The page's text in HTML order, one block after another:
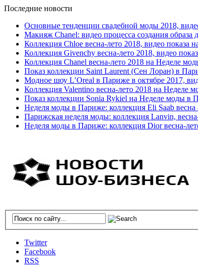
Последние новости
Основные тенденции свадебной моды 2018,
Макияж Chanel: видео процесса создания образа
Коллекция Chloe весна-лето 2018, видео показа
Коллекция Givenchy весна-лето 2018, видео
Коллекция Chanel весна-лето 2018 на Неделе
Показ коллекции Saint Laurent (Сен Лоран) в
Модное шоу L’Oreal в Париже в октябре 2017,
Коллекция Valentino весна-лето 2018 на Неделе
Показ коллекции Sonia Rykiel на Неделе моды в
Неделя моды в Париже: коллекция Eli Saab весна
Парижская неделя моды: коллекция Lanvin,
Неделя моды в Париже: коллекция Dior весна-
Twitter
Facebook
RSS